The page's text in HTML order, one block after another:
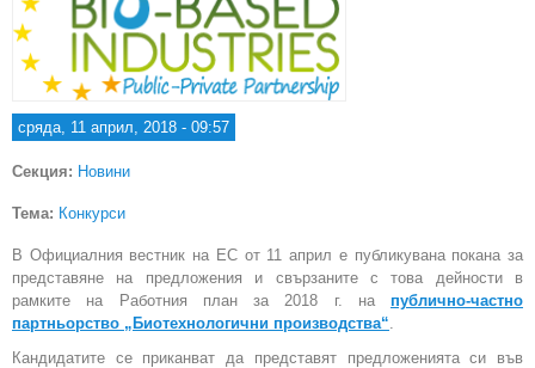
сряда, 11 април, 2018 - 09:57
Секция: Новини
Тема: Конкурси
В Официалния вестник на ЕС от 11 април е публикувана покана за
представяне на предложения и свързаните с това дейности в
рамките на Работния план за 2018 г. на публично-частно
партньорство „Биотехнологични производства“
Кандидатите се приканват да представят предложенията си във